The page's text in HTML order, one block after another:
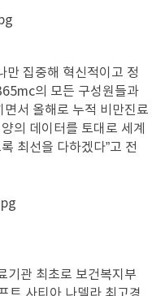
만 집중해 혁신적이고 정
의 모든 구성원들과
면서 올해로 누적 비만진료
의 데이터를 토대로 세계
최선을 다하겠다”고 전
기관 최초로 보건복지부